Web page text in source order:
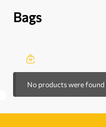
Bags
No products were